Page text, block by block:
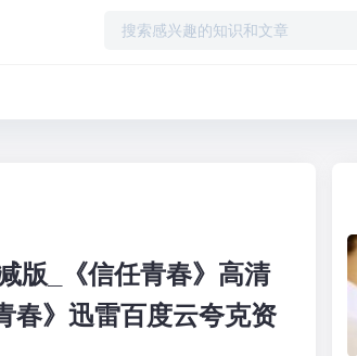
版_《信任青春》高清
春》迅雷百度云夸克资